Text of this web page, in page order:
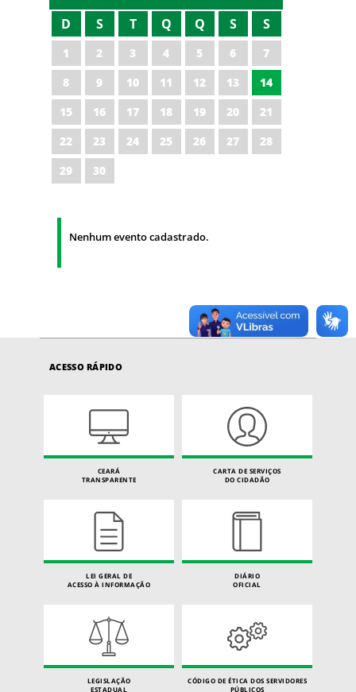
D S T Q Q S S
1 2 3 4 5 6
7
8
9 10 11 12 13
14
15
16 17 18 19 20
21
22
23 24 25 26 27
28
29
30
Nenhum evento cadastrado.
ACESSO RÁPIDO
CEARÁ
TRANSPARENTE
CARTA DE SERVIÇOS
DO CIDADÃO
LEI GERAL DE
ACESSO À INFORMAÇÃO
DIÁRIO
OFICIAL
LEGISLAÇÃO
ESTADUAL
CÓDIGO DE ÉTICA DOS SERVIDORES
PÚBLICOS